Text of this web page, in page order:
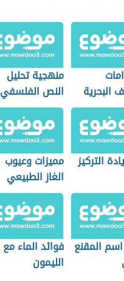
البحرية
منهجية تحليل
النص الفلسفي
التركيز
مميزات وعيوب
الغاز الطبيعي
للسيارات
المقنع فوائد الماء مع
الليمون